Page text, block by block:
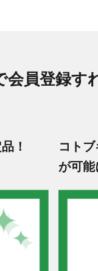
員登録す
！
コト
が可能